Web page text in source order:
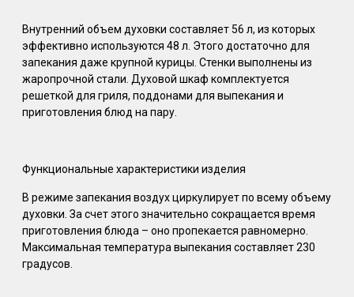
Внутренний объем духовки составляет 56 л, из которых
эффективно используются 48 л. Этого достаточно для
запекания даже крупной курицы. Стенки выполнены из
жаропрочной стали. Духовой шкаф комплектуется
решеткой для гриля, поддонами для выпекания и
приготовления блюд на пару.
Функциональные характеристики изделия
В режиме запекания воздух циркулирует по всему объему
духовки. За счет этого значительно сокращается время
приготовления блюда – оно пропекается равномерно.
Максимальная температура выпекания составляет 230
градусов.